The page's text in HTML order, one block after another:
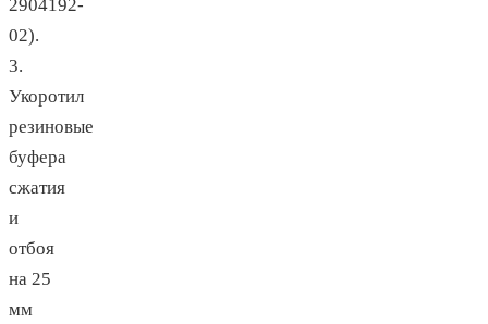
2904192-
02).
3.
Укоротил
резиновые
буфера
сжатия
и
отбоя
на 25
мм